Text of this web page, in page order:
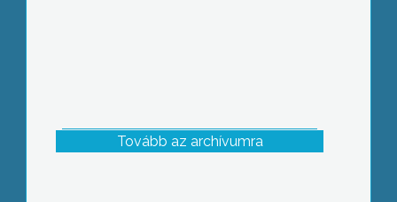
Tovább az archívumra